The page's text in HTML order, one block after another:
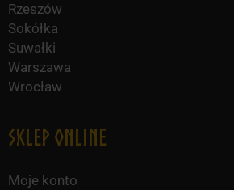
Rzeszów
Sokółka
Suwałki
Warszawa
Wrocław
Sklep online
Moje konto